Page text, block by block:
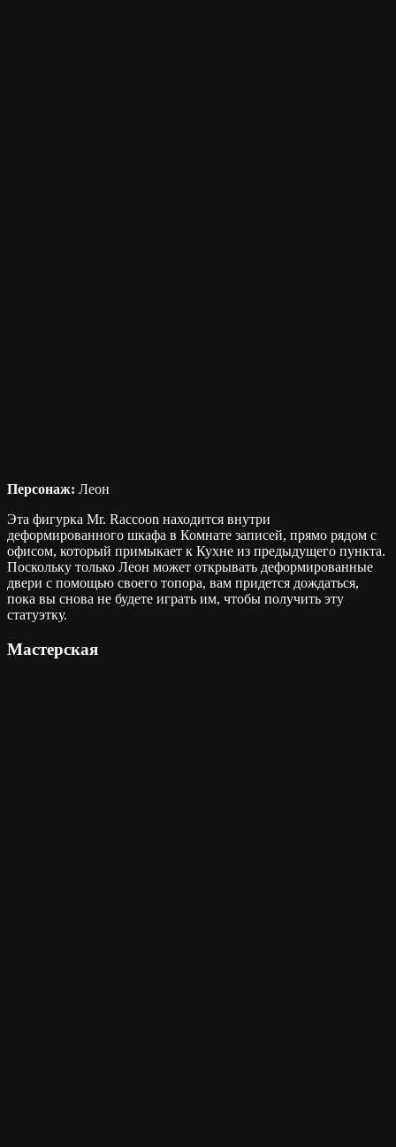
Персонаж: Леон
Эта фигурка Mr. Raccoon находится внутри
деформированного шкафа в Комнате записей, прямо рядом с
офисом, который примыкает к Кухне из предыдущего пункта.
Поскольку только Леон может открывать деформированные
двери с помощью своего топора, вам придется дождаться,
пока вы снова не будете играть им, чтобы получить эту
статуэтку.
Мастерская